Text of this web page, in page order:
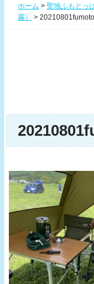
ホーム > 聖地ふもとっ
霧）
>